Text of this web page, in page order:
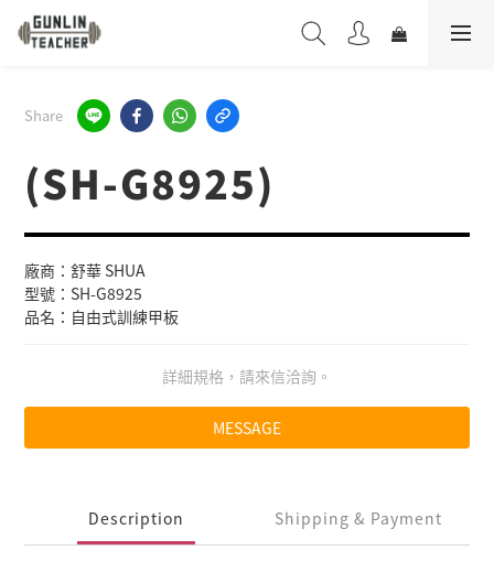
Share
(SH-G8925)
廠商：舒華 SHUA
型號：SH-G8925
品名：自由式訓練甲板
詳細規格，請來信洽詢。
MESSAGE
Description Shipping & Payment